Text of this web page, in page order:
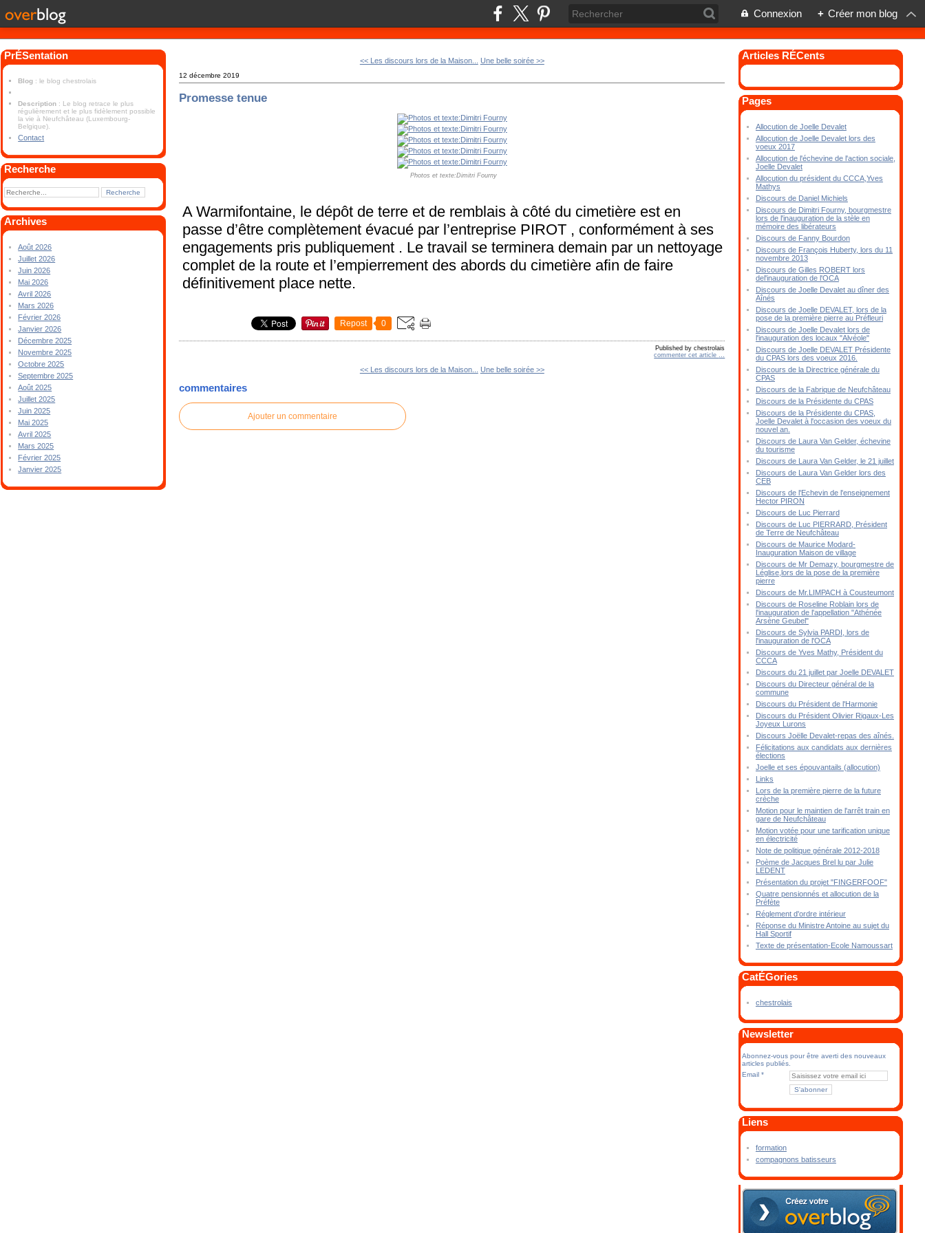
Connexion + Créer mon blog
PrÉSentation
Blog : le blog chestrolais
Description : Le blog retrace le plus
régulièrement et le plus fidèlement possible
la vie à Neufchâteau (Luxembourg-
Belgique).
Contact
Recherche
Archives
Août 2026
Juillet 2026
Juin 2026
Mai 2026
Avril 2026
Mars 2026
Février 2026
Janvier 2026
Décembre 2025
Novembre 2025
Octobre 2025
Septembre 2025
Août 2025
Juillet 2025
Juin 2025
Mai 2025
Avril 2025
Mars 2025
Février 2025
Janvier 2025
<< Les discours lors de la Maison... Une belle soirée >>
12 décembre 2019
Promesse tenue
Photos et texte:Dimitri Fourny
A Warmifontaine, le dépôt de terre et de remblais à côté du cimetière est en
passe d’être complètement évacué par l’entreprise PIROT , conformément à ses
engagements pris publiquement . Le travail se terminera demain par un nettoyage
complet de la route et l’empierrement des abords du cimetière afin de faire
définitivement place nette.
Repost 0
Published by chestrolais
commenter cet article
<< Les discours lors de la Maison... Une belle soirée >>
commentaires
Ajouter un commentaire
Articles RÉCents
Pages
Allocution de Joelle Devalet
Allocution de Joelle Devalet lors des
voeux 2017
Allocution de l'échevine de l'action sociale,
Joelle Devalet
Allocution du président du CCCA,Yves
Mathys
Discours de Daniel Michiels
Discours de Dimitri Fourny, bourgmestre
lors de l'inauguration de la stèle en
mémoire des libérateurs
Discours de Fanny Bourdon
Discours de François Huberty, lors du 11
novembre 2013
Discours de Gilles ROBERT lors
del'inauguration de l'OCA
Discours de Joelle Devalet au dîner des
Aînés
Discours de Joelle DEVALET, lors de la
pose de la première pierre au Préfleuri
Discours de Joelle Devalet lors de
l'inauguration des locaux "Alvéole"
Discours de Joelle DEVALET Présidente
du CPAS lors des voeux 2016.
Discours de la Directrice générale du
CPAS
Discours de la Fabrique de Neufchâteau
Discours de la Présidente du CPAS
Discours de la Présidente du CPAS,
Joelle Devalet à l'occasion des voeux du
nouvel an.
Discours de Laura Van Gelder, échevine
du tourisme
Discours de Laura Van Gelder, le 21 juillet
Discours de Laura Van Gelder lors des
CEB
Discours de l'Echevin de l'enseignement
Hector PIRON
Discours de Luc Pierrard
Discours de Luc PIERRARD, Président
de Terre de Neufchâteau
Discours de Maurice Modard-
Inauguration Maison de village
Discours de Mr Demazy, bourgmestre de
Léglise,lors de la pose de la première
pierre
Discours de Mr.LIMPACH à Cousteumont
Discours de Roseline Roblain lors de
l'inauguration de l'appellation "Athénée
Arsène Geubel"
Discours de Sylvia PARDI, lors de
l'inauguration de l'OCA
Discours de Yves Mathy, Président du
CCCA
Discours du 21 juillet par Joelle DEVALET
Discours du Directeur général de la
commune
Discours du Président de l'Harmonie
Discours du Président Olivier Rigaux-Les
Joyeux Lurons
Discours Joëlle Devalet-repas des aînés.
Félicitations aux candidats aux dernières
élections
Joelle et ses épouvantails (allocution)
Links
Lors de la première pierre de la future
crèche
Motion pour le maintien de l'arrêt train en
gare de Neufchâteau
Motion votée pour une tarification unique
en électricité
Note de politique générale 2012-2018
Poème de Jacques Brel lu par Julie
LEDENT
Présentation du projet "FINGERFOOF"
Quatre pensionnés et allocution de la
Préfète
Réglement d'ordre intérieur
Réponse du Ministre Antoine au sujet du
Hall Sportif
Texte de présentation-Ecole Namoussart
CatÉGories
chestrolais
Newsletter
Abonnez-vous pour être averti des nouveaux
articles publiés.
Email
Liens
formation
compagnons batisseurs